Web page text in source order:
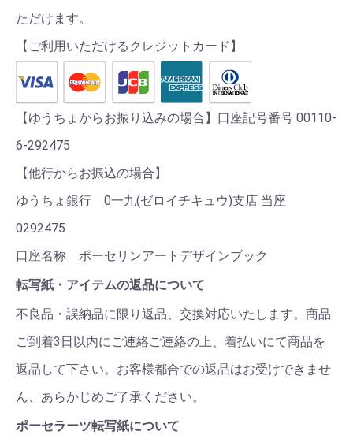
ただけます。
【ご利用いただけるクレジットカード】
【ゆうちょからお振り込みの場合】口座記号番号 00110-
6-292475
【他行からお振込の場合】
ゆうちょ銀行 0一九(ゼロイチキュウ)支店 当座
0292475
口座名称 ポーセリンアートデザインブック
転写紙・アイテムの返品について
不良品・誤納品に限り返品、交換対応いたします。商品
ご到着3日以内にご連絡ご連絡の上、着払いにて商品を
返品して下さい。お客様都合での返品はお受けできませ
ん、あらかじめご了承ください。
ポーセラーツ転写紙について